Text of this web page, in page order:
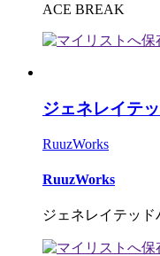
ACE BREAK
ジェネレイテ
RuuzWorks
RuuzWorks
ジェネレイテッド